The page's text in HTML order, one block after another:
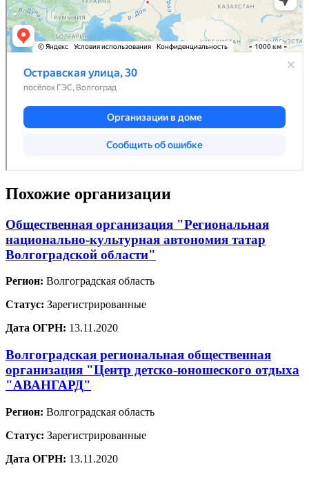
Похожие организации
Общественная организация "Региональная
национально-культурная автономия татар
Волгоградской области"
Регион: Волгоградская область
Статус: Зарегистрированные
Дата ОГРН: 13.11.2020
Волгоградская региональная общественная
организация "Центр детско-юношеского отдыха
"АВАНГАРД"
Регион: Волгоградская область
Статус: Зарегистрированные
Дата ОГРН: 13.11.2020